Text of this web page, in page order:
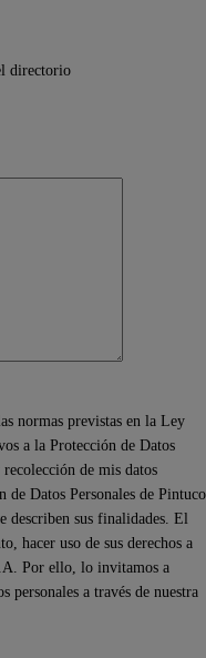
directorio
normas previstas en la Ley
a la Protección de Datos
de mis datos
Datos Personales de Pintuco
describen sus finalidades. El
hacer uso de sus derechos a
Por ello, lo invitamos a
personales a través de nuestra